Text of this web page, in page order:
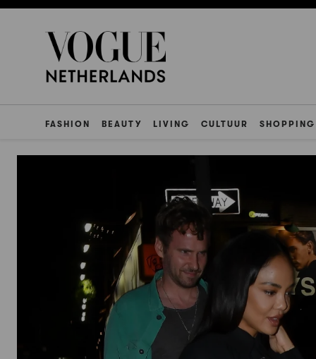
FASHION BEAUTY LIVING CULTUUR SHOPPING